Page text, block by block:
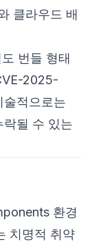
클라우드 배
번들 형태
2025-
적으로는
될 수 있는
환경
치명적 취약